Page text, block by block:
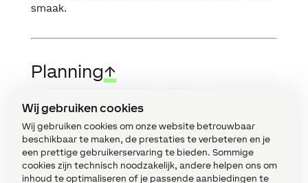
Wij gebruiken cookies
Wij gebruiken cookies om onze website betrouwbaar
beschikbaar te maken, de prestaties te verbeteren en je
een prettige gebruikerservaring te bieden. Sommige
cookies zijn technisch noodzakelijk, andere helpen ons om
inhoud te optimaliseren of je passende aanbiedingen te
smaak.
Planning↑
compleet audiosysteem.
Programmeervoorbeeld↑